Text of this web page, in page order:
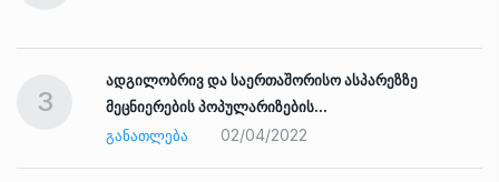
3
ადგილობრივ და საერთაშორისო ასპარეზზე
მეცნიერების პოპულარიზების…
ᲒᲐᲜᲐᲗᲚᲔᲑᲐ
02/04/2022